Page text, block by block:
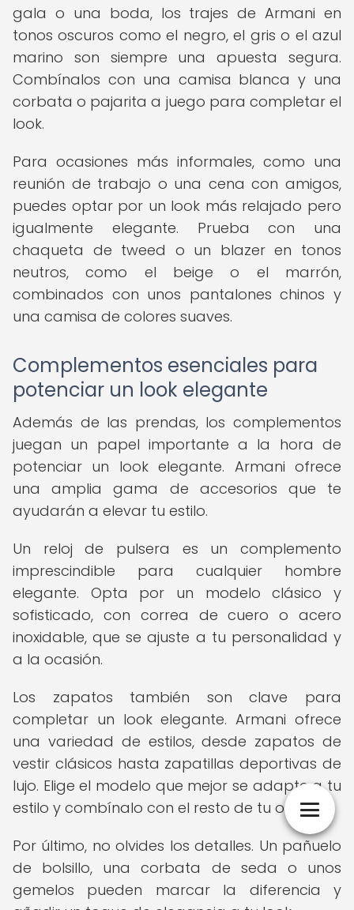
gala o una boda, los trajes de Armani en
tonos oscuros como el negro, el gris o el azul
marino son siempre una apuesta segura.
Combínalos con una camisa blanca y una
corbata o pajarita a juego para completar el
look.
Para ocasiones más informales, como una
reunión de trabajo o una cena con amigos,
puedes optar por un look más relajado pero
igualmente elegante. Prueba con una
chaqueta de tweed o un blazer en tonos
neutros, como el beige o el marrón,
combinados con unos pantalones chinos y
una camisa de colores suaves.
Complementos esenciales para
potenciar un look elegante
Además de las prendas, los complementos
juegan un papel importante a la hora de
potenciar un look elegante. Armani ofrece
una amplia gama de accesorios que te
ayudarán a elevar tu estilo.
Un reloj de pulsera es un complemento
imprescindible para cualquier hombre
elegante. Opta por un modelo clásico y
sofisticado, con correa de cuero o acero
inoxidable, que se ajuste a tu personalidad y
a la ocasión.
Los zapatos también son clave para
completar un look elegante. Armani ofrece
una variedad de estilos, desde zapatos de
vestir clásicos hasta zapatillas deportivas de
lujo. Elige el modelo que mejor se adapte a tu
estilo y combínalo con el resto de tu outfit.
Por último, no olvides los detalles. Un pañuelo
de bolsillo, una corbata de seda o unos
gemelos pueden marcar la diferencia y